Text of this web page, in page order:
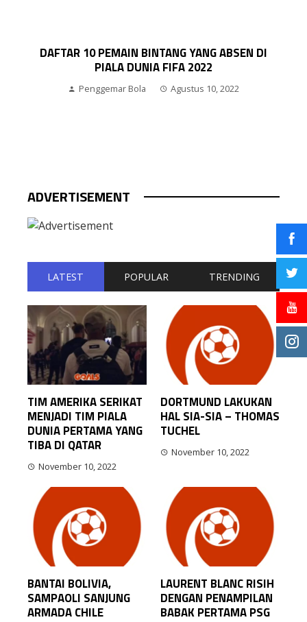
ADVERTISEMENT
LATEST POPULAR TRENDING
TIM AMERIKA SERIKAT
MENJADI TIM PIALA
DUNIA PERTAMA YANG
TIBA DI QATAR
November 10, 2022
DORTMUND LAKUKAN
HAL SIA-SIA – THOMAS
TUCHEL
November 10, 2022
BANTAI BOLIVIA,
SAMPAOLI SANJUNG
ARMADA CHILE
LAURENT BLANC RISIH
DENGAN PENAMPILAN
BABAK PERTAMA PSG